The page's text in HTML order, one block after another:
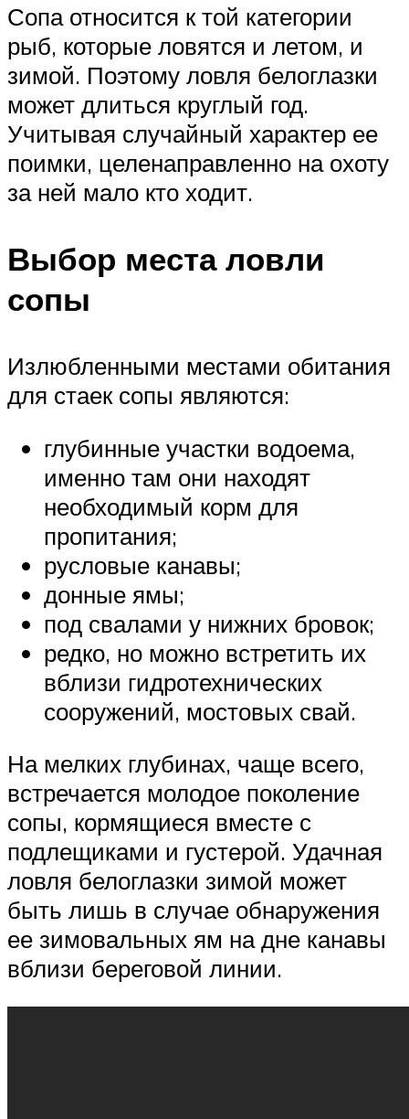
Сопа относится к той категории
рыб, которые ловятся и летом, и
зимой. Поэтому ловля белоглазки
может длиться круглый год.
Учитывая случайный характер ее
поимки, целенаправленно на охоту
за ней мало кто ходит.
Выбор места ловли
сопы
Излюбленными местами обитания
для стаек сопы являются:
глубинные участки водоема,
именно там они находят
необходимый корм для
пропитания;
русловые канавы;
донные ямы;
под свалами у нижних бровок;
редко, но можно встретить их
вблизи гидротехнических
сооружений, мостовых свай.
На мелких глубинах, чаще всего,
встречается молодое поколение
сопы, кормящиеся вместе с
подлещиками и густерой. Удачная
ловля белоглазки зимой может
быть лишь в случае обнаружения
ее зимовальных ям на дне канавы
вблизи береговой линии.